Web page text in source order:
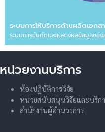
ระบบการให้บริการด้านผลิตเอก
ระบบการบันทึกและแสดงผลข้อมูลของ
หน่วยงานบริการ
ห้องปฏิบัติการวิจัย
หน่วยสนับสนุนวิจัยและบริก
สำนักงานผู้อำนวยการ